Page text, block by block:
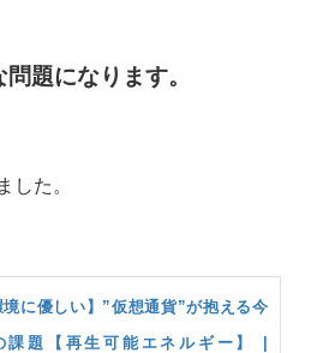
題になります。
した。
境に優しい】”仮想通貨”が抱える今
課題【再生可能エネルギー】 |